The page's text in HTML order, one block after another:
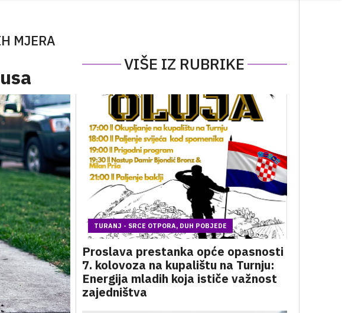
MJERA
VIŠE IZ RUBRIKE
TURANJ - SRCE OTPORA, DUH POBJEDE
Proslava prestanka opće opasnosti
7. kolovoza na kupalištu na Turnju:
Energija mladih koja ističe važnost
zajedništva